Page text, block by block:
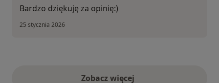
Bardzo dziękuję za opinię:)
25 stycznia 2026
Zobacz więcej